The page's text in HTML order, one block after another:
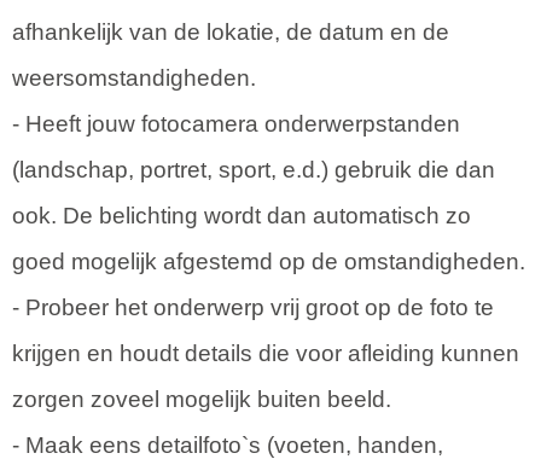
afhankelijk van de lokatie, de datum en de
weersomstandigheden.
- Heeft jouw fotocamera onderwerpstanden
(landschap, portret, sport, e.d.) gebruik die dan
ook. De belichting wordt dan automatisch zo
goed mogelijk afgestemd op de omstandigheden.
- Probeer het onderwerp vrĳ groot op de foto te
krĳgen en houdt details die voor afleiding kunnen
zorgen zoveel mogelĳk buiten beeld.
- Maak eens detailfoto`s (voeten, handen,